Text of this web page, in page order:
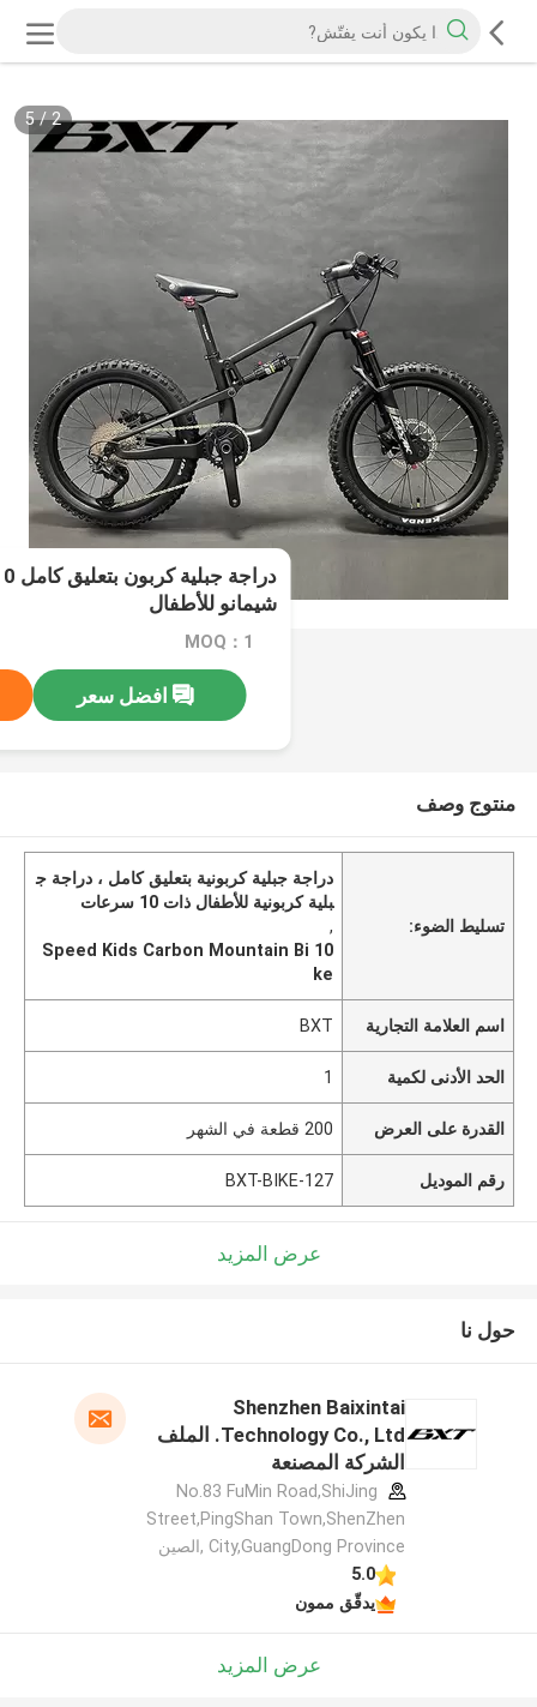
2
/
5
شيمانو للأطفال
MOQ：1
افضل سعر
منتوج وصف
تسليط الضوء:
دراجة جبلية كربونية بتعليق كامل ، دراجة ج
بلية كربونية للأطفال ذات 10 سرعات
,
10 Speed Kids Carbon Mountain Bi
ke
اسم العلامة التجارية BXT
الحد الأدنى لكمية 1
القدرة على العرض 200 قطعة في الشهر
رقم الموديل BXT-BIKE-127
عرض المزيد
حول نا
Shenzhen Baixintai
Technology Co., Ltd. الملف
الشركة المصنعة
No.83 FuMin Road,ShiJing
Street,PingShan Town,ShenZhen
City,GuangDong Province ,الصين
5.0
يدقّق ممون
عرض المزيد